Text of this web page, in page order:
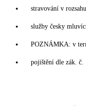
stravování v
služby česky
POZNÁMKA: v
pojištění dle zák. č.